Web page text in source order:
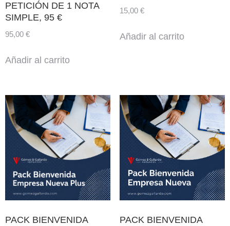
PETICIÓN DE 1 NOTA
SIMPLE, 95 €
95,00 €
Añadir al carrito
15,00 €
Añadir al carrito
PACK BIENVENIDA
PACK BIENVENIDA